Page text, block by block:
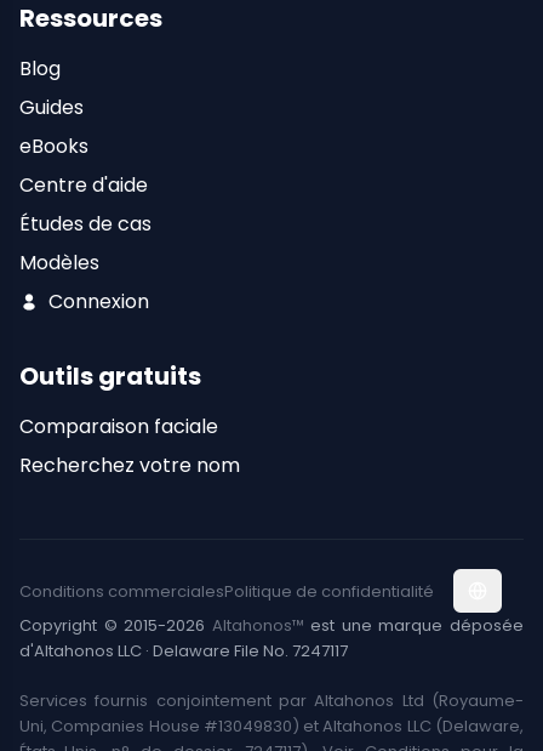
Ressources
Blog
Guides
eBooks
Centre d'aide
Études de cas
Modèles
Connexion
Outils gratuits
Comparaison faciale
Recherchez votre nom
Copyright © 2015-2026 Altahonos™ est une marque déposée
d'Altahonos LLC · Delaware File No. 7247117
Conditions commercialesPolitique de confidentialité
Services fournis conjointement par Altahonos Ltd (Royaume-
Uni, Companies House #13049830) et Altahonos LLC (Delaware,